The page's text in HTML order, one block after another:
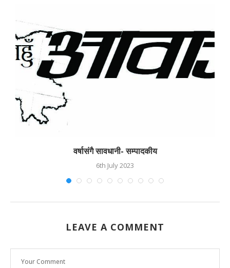
वर्षासंगै सावधानी- सम्पादकीय
6th July 2023
LEAVE A COMMENT